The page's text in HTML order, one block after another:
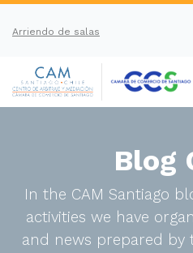
Arriendo de salas
Blog
In the CAM Santiago
activities we have
and news prepared by